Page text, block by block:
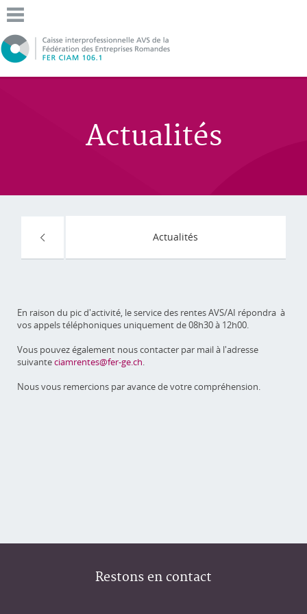
Actualités
Actualités
En raison du pic d'activité, le service des rentes AVS/AI répondra à
vos appels téléphoniques uniquement de 08h30 à 12h00.
Vous pouvez également nous contacter par mail à l'adresse
suivanteciamrentes@fer-ge.ch.
Nous vous remercions par avance de votre compréhension.
Restons en contact